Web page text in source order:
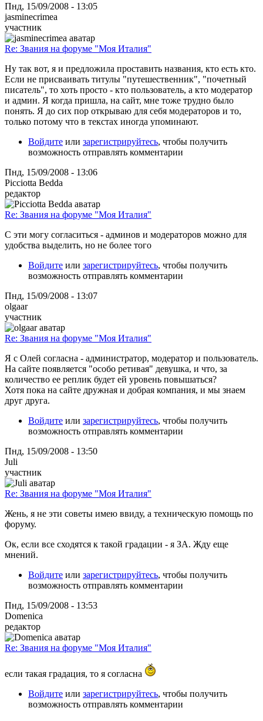
Пнд, 15/09/2008 - 13:05
jasminecrimea
участник
Re: Звания на форуме "Моя Италия"
Ну так вот, я и предложила проставить названия, кто есть кто.
Если не присваивать титулы "путешественник", "почетный
писатель", то хоть просто - кто пользователь, а кто модератор
и админ. Я когда пришла, на сайт, мне тоже трудно было
понять. Я до сих пор открываю для себя модераторов и то,
только потому что в текстах иногда упоминают.
Войдите или зарегистрируйтесь, чтобы получить
возможность отправлять комментарии
Пнд, 15/09/2008 - 13:06
Picciotta Bedda
редактор
Re: Звания на форуме "Моя Италия"
С эти могу согласиться - админов и модераторов можно для
удобства выделить, но не более того
Войдите или зарегистрируйтесь, чтобы получить
возможность отправлять комментарии
Пнд, 15/09/2008 - 13:07
olgaar
участник
Re: Звания на форуме "Моя Италия"
Я с Олей согласна - администратор, модератор и пользователь.
На сайте появляется "особо ретивая" девушка, и что, за
количество ее реплик будет ей уровень повышаться?
Хотя пока на сайте дружная и добрая компания, и мы знаем
друг друга.
Войдите или зарегистрируйтесь, чтобы получить
возможность отправлять комментарии
Пнд, 15/09/2008 - 13:50
Juli
участник
Re: Звания на форуме "Моя Италия"
Жень, я не эти советы имею ввиду, а техническую помощь по
форуму.
Ок, если все сходятся к такой градации - я ЗА. Жду еще
мнений.
Войдите или зарегистрируйтесь, чтобы получить
возможность отправлять комментарии
Пнд, 15/09/2008 - 13:53
Domenica
редактор
Re: Звания на форуме "Моя Италия"
если такая градация, то я согласна
Войдите или зарегистрируйтесь, чтобы получить
возможность отправлять комментарии